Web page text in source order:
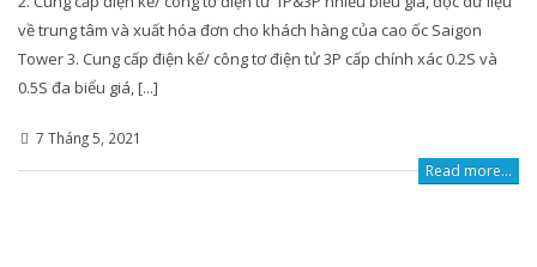
về trung tâm và xuất hóa đơn cho khách hàng của cao ốc Saigon
Tower 3. Cung cấp điện kế/ công tơ điện tử 3P cấp chính xác 0.2S và
0.5S đa biểu giá, [...]
7 Tháng 5, 2021
Read more...